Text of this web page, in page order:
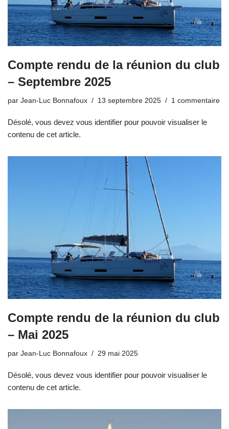
Compte rendu de la réunion du club
– Septembre 2025
par Jean-Luc Bonnafoux 13 septembre 2025 1 commentaire
Désolé, vous devez vous identifier pour pouvoir visualiser le
contenu de cet article.
Compte rendu de la réunion du club
– Mai 2025
par Jean-Luc Bonnafoux 29 mai 2025
Désolé, vous devez vous identifier pour pouvoir visualiser le
contenu de cet article.